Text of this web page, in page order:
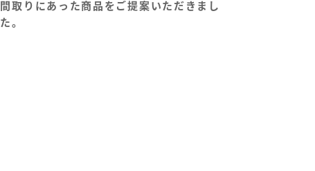
間取りにあった商品をご提案いただきまし
た。